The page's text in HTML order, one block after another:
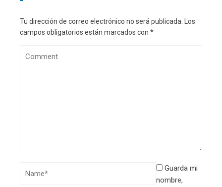
Tu dirección de correo electrónico no será publicada. Los
campos obligatorios están marcados con *
Guarda mi
nombre,